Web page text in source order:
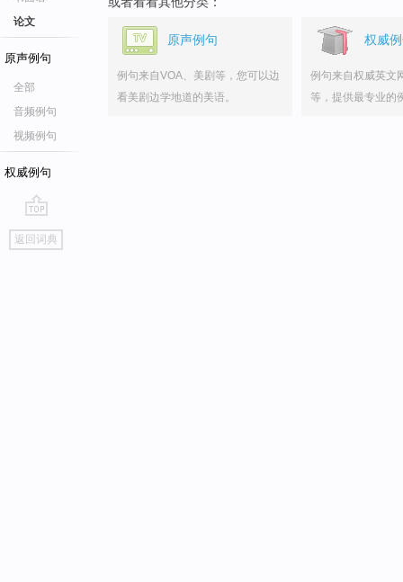
论文
原声例句
全部
音频例句
视频例句
权威例句
go
top
返回词典
原声例句
例句来自VOA、美剧等，您可以边
看美剧边学地道的美语。
权威
例句来自权威英文
等，提供最专业的